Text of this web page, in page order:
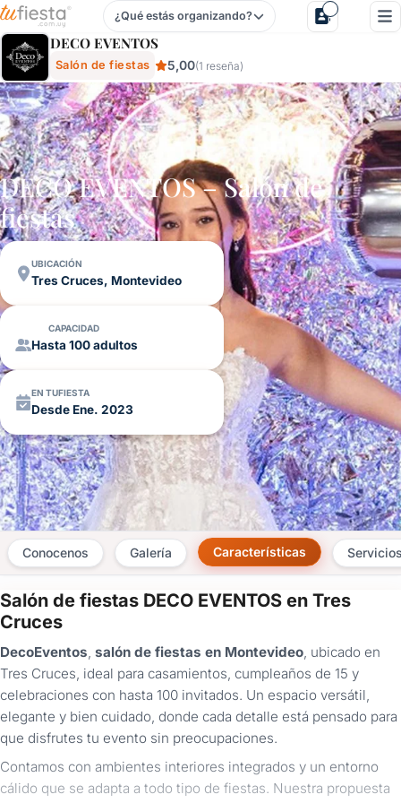
Deco Eventos - Salón De Fiestas En Tres Cruces,
¿Qué estás organizando?
DECO EVENTOS
Salón de fiestas 5,00(1 reseña)
DECO EVENTOS – Salón de
fiestas
UBICACIÓN
Tres Cruces, Montevideo
CAPACIDAD
Hasta 100 adultos
EN TUFIESTA
Desde Ene. 2023
Conocenos Galería Características
Salón de fiestas DECO EVENTOS en Tres
Cruces
DecoEventos salón de fiestas en Montevideo , ubicado en
Tres Cruces, ideal para casamientos, cumpleaños de 15 y
celebraciones con hasta 100 invitados. Un espacio versátil,
elegante y bien cuidado, donde cada detalle está pensado para
que disfrutes tu evento sin preocupaciones.
Contamos con ambientes interiores integrados y un entorno
cálido que se adapta a todo tipo de fiestas. Nuestra propuesta
×
Consultar
¿Ya
tenés
cuenta?
Iniciá
aquí
para